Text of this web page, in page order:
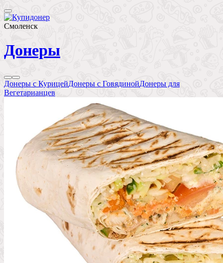
Смоленск
Донеры
Донеры с КурицейДонеры с ГовядинойДонеры для
Вегетарианцев